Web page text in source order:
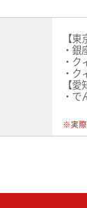
【東
・
・
・
【愛
・
※実際